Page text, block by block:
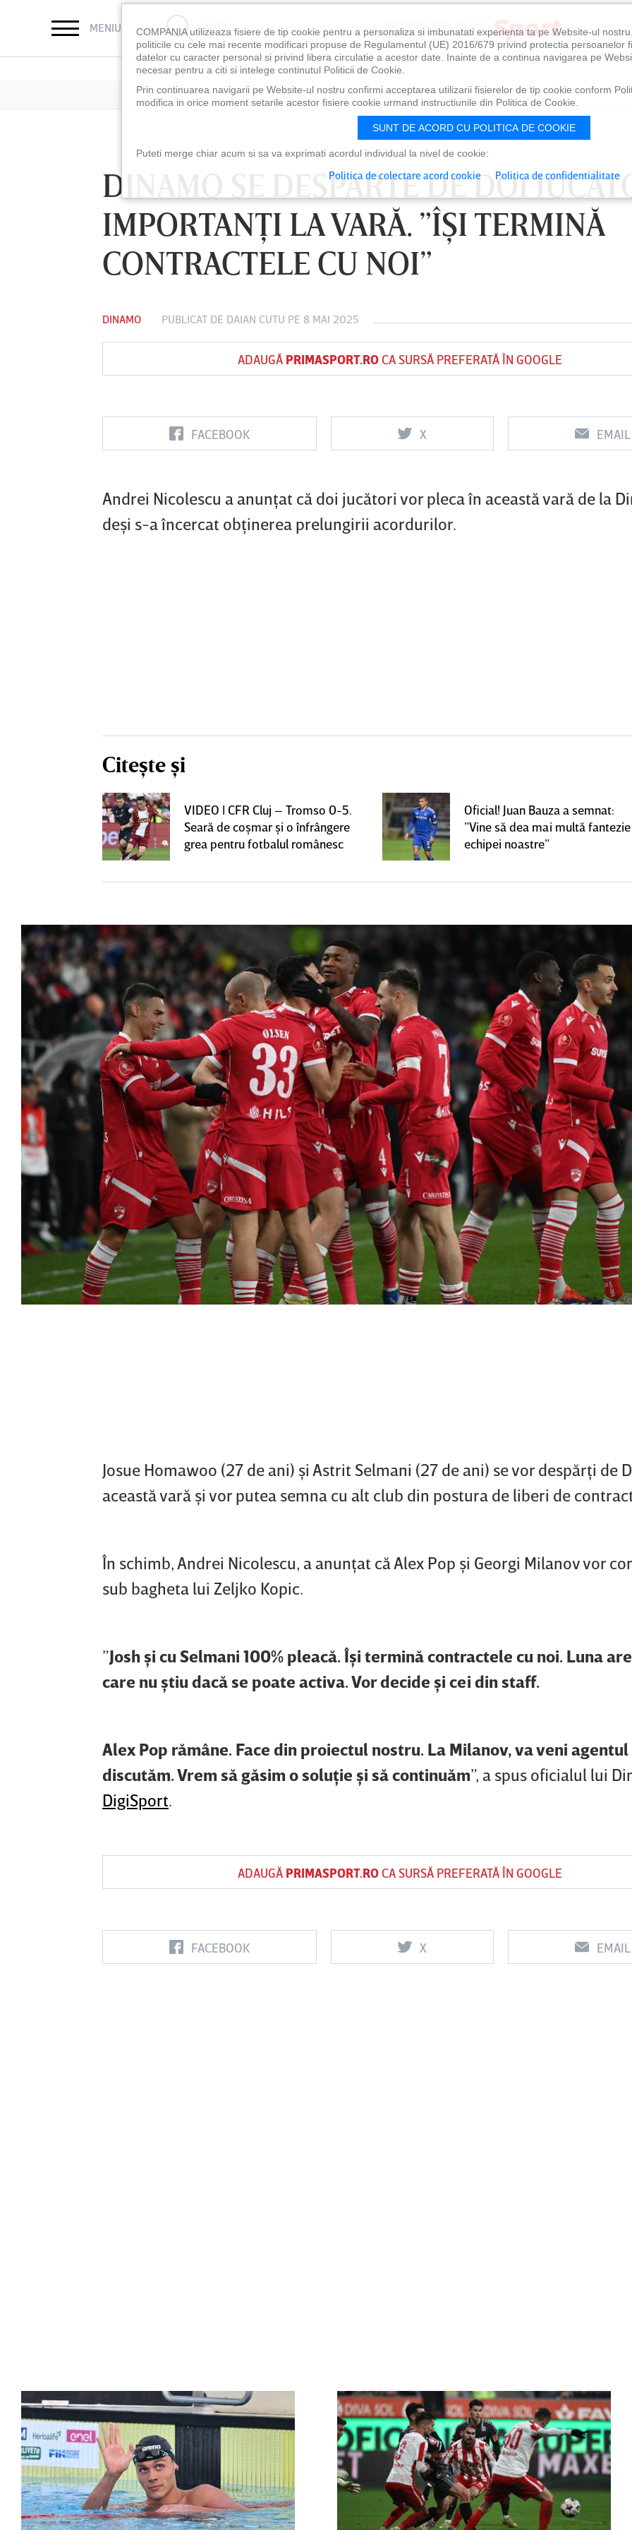
MENIU CAUTĂ
DINAMO SE DESPARTE DE DOI
IMPORTANŢI LA VARĂ. ”ÎŞI TERMINĂ
CONTRACTELE CU NOI”
DINAMO PUBLICAT DE DAIAN CUTU PE 8 MAI 2025
ADAUGĂ PRIMASPORT.ROCA SURSĂ PREFERATĂ ÎN GOOGLE
FACEBOOK X EMAIL
Andrei Nicolescu a anunţat că doi jucători vor pleca în această vară de la
deşi s-a încercat obţinerea prelungirii acordurilor.
Citește și
VIDEO | CFR Cluj – Tromso 0-5.
Seară de coşmar şi o înfrângere
grea pentru fotbalul românesc
Oficial! Juan Bauza a semnat:
”Vine să dea mai multă fantezie
echipei noastre”
Josue Homawoo (27 de ani) şi Astrit Selmani (27 de ani) se vor despărţi de
această vară şi vor putea semna cu alt club din postura de liberi de
În schimb, Andrei Nicolescu, a anunţat că Alex Pop şi Georgi Milanov vor
sub bagheta lui Zeljko Kopic.
”Josh şi cu Selmani 100% pleacă. Îşi termină contractele cu noi. Luna
care nu ştiu dacă se poate activa. Vor decide şi cei din staff.
Alex Pop rămâne. Face din proiectul nostru. La Milanov, va veni agentul
discutăm. Vrem să găsim o soluţie şi să continuăm”, a spus oficialul lui
DigiSport.
ADAUGĂ PRIMASPORT.ROCA SURSĂ PREFERATĂ ÎN GOOGLE
FACEBOOK X EMAIL
FC Botoşani
Vs
Corvinul
Hunedoara
Sepsi OSK Sf
Vs
FCSB UTA Arad
Vs
Rapid
COMPANIA utilizeaza fisiere de tip cookie pentru a personaliza si imbunatati experienta ta pe Website-ul
politicile cu cele mai recente modificari propuse de Regulamentul (UE) 2016/679 privind protectia persoanelor
datelor cu caracter personal si privind libera circulatie a acestor date. Inainte de a continua navigarea pe
necesar pentru a citi si intelege continutul Politicii de Cookie.
Prin continuarea navigarii pe Website-ul nostru confirmi acceptarea utilizarii fisierelor de tip cookie conform
modifica in orice moment setarile acestor fisiere cookie urmand instructiunile din Politica de Cookie.
SUNT DE ACORD CU POLITICA DE COOKIE
Puteti merge chiar acum si sa va exprimati acordul individual la nivel de cookie:
Politica de colectare acord cookie Politica de confidentialitate